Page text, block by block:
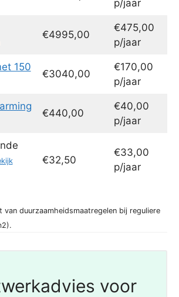
p/jaar
€4995,00
€475,00
p/jaar
150
€3040,00
€170,00
p/jaar
€440,00
€40,00
p/jaar
€32,50
€33,00
p/jaar
van duurzaamheidsmaatregelen bij reguliere
voor